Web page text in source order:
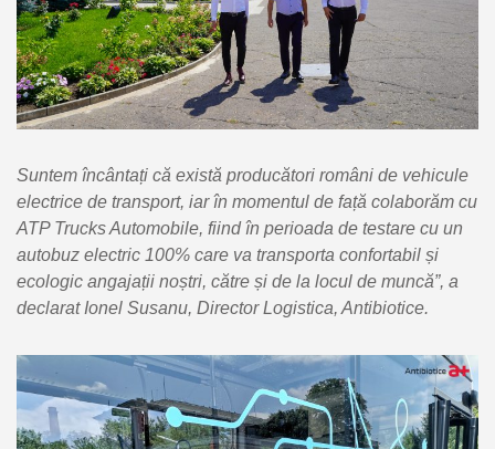
Suntem încântați că există producători români de vehicule
electrice de transport, iar în momentul de față colaborăm cu
ATP Trucks Automobile, fiind în perioada de testare cu un
autobuz electric 100% care va transporta confortabil și
ecologic angajații noștri, către și de la locul de muncă”, a
declarat Ionel Susanu, Director Logistica, Antibiotice.